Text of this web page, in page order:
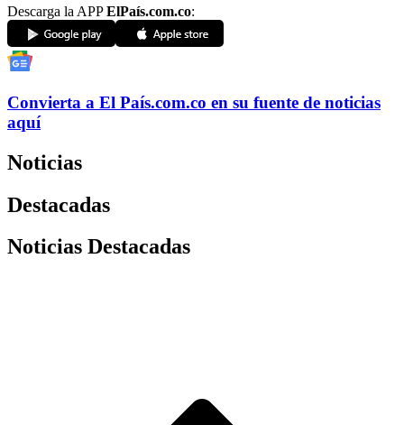
Descarga la APPElPaís.com.co:
Convierta a El País.com.co en su fuente de noticias
aquí
Noticias
Destacadas
Noticias Destacadas